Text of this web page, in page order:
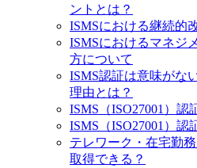
ントとは？
ISMSにおける継続的
ISMSにおけるマネジ
方について
ISMS認証は意味がな
理由とは？
ISMS（ISO27001）認
ISMS（ISO27001）認
テレワーク・在宅勤
取得できる？